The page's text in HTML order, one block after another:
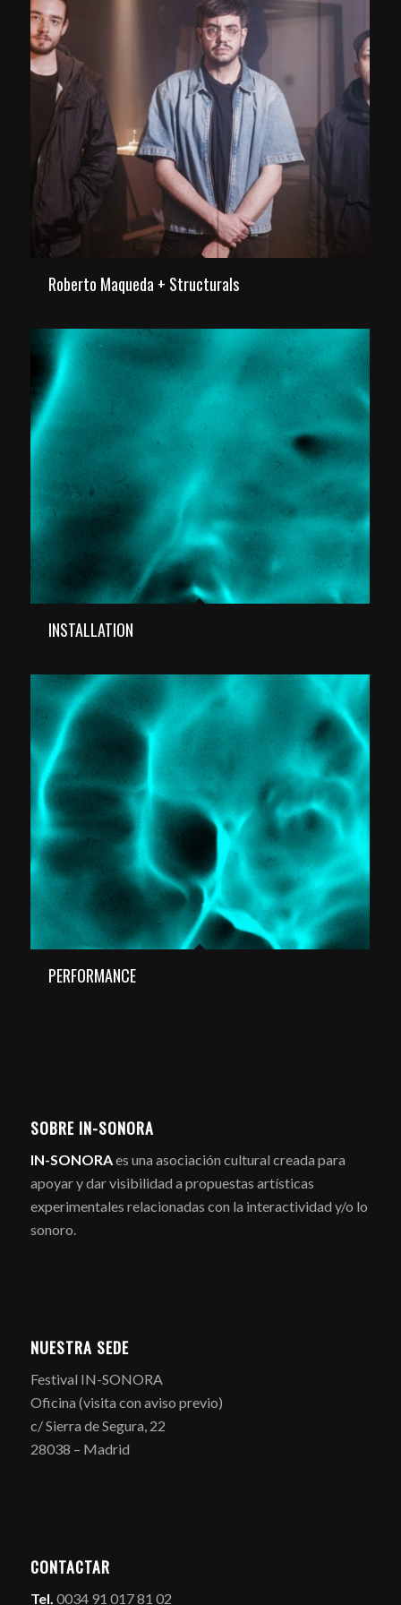
Roberto Maqueda + Structurals
INSTALLATION
PERFORMANCE
SOBRE IN-SONORA
IN-SONORAes una asociación cultural creada para
apoyar y dar visibilidad a propuestas artísticas
experimentales relacionadas con la interactividad y/o lo
sonoro.
NUESTRA SEDE
Festival IN-SONORA
Oficina (visita con aviso previo)
c/ Sierra de Segura, 22
28038 – Madrid
CONTACTAR
Tel. 0034 91 017 81 02